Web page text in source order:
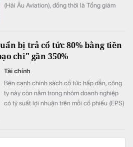
(Hải Âu Aviation), đồng thời là Tổng giám
bị trả cổ tức 80% bằng tiền
chi" gần 350%
Tài chính
Bên cạnh chính sách cổ tức hấp dẫn, công
ty này còn nằm trong nhóm doanh nghiệp
có tỷ suất lợi nhuận trên mỗi cổ phiếu (EPS)